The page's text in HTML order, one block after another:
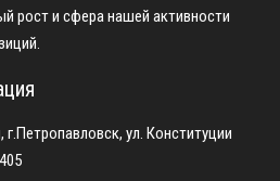
рост и сфера нашей активности
г.Петропавловск, ул. Конституции